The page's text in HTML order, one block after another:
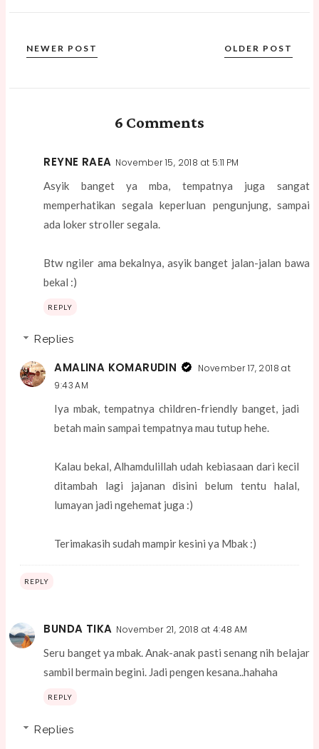
NEWER POST OLDER POST
6 Comments
REYNE RAEA November 15, 2018 at 5:11 PM
Asyik banget ya mba, tempatnya juga sangat
memperhatikan segala keperluan pengunjung, sampai
ada loker stroller segala.
Btw ngiler ama bekalnya, asyik banget jalan-jalan bawa
bekal :)
REPLY
Replies
AMALINA KOMARUDIN
November 17, 2018 at
9:43 AM
Iya mbak, tempatnya children-friendly banget, jadi
betah main sampai tempatnya mau tutup hehe.
Kalau bekal, Alhamdulillah udah kebiasaan dari kecil
ditambah lagi jajanan disini belum tentu halal,
lumayan jadi ngehemat juga :)
Terimakasih sudah mampir kesini ya Mbak :)
REPLY
BUNDA TIKA November 21, 2018 at 4:48 AM
Seru banget ya mbak. Anak-anak pasti senang nih belajar
sambil bermain begini. Jadi pengen kesana..hahaha
REPLY
Replies